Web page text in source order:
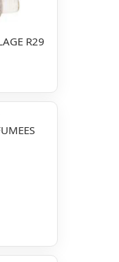
R29